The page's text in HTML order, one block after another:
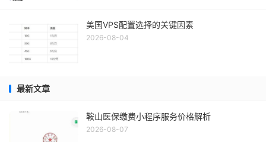
美国VPS配置选择的关键因素
2026-08-04
最新文章
鞍山医保缴费小程序服务价格解析
2026-08-07